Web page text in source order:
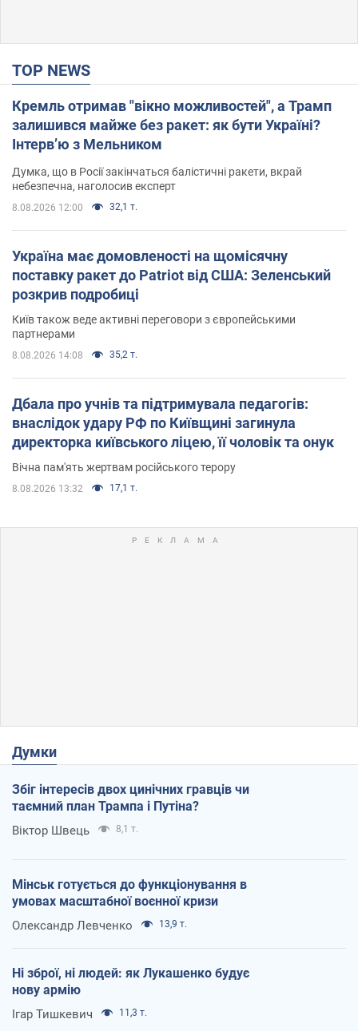
TOP NEWS
Кремль отримав "вікно можливостей", а Трамп
залишився майже без ракет: як бути Україні?
Інтерв’ю з Мельником
Думка, що в Росії закінчаться балістичні ракети, вкрай
небезпечна, наголосив експерт
8.08.2026 12:00 32,1 т.
Україна має домовленості на щомісячну
поставку ракет до Patriot від США: Зеленський
розкрив подробиці
Київ також веде активні переговори з європейськими
партнерами
8.08.2026 14:08 35,2 т.
Дбала про учнів та підтримувала педагогів:
внаслідок удару РФ по Київщині загинула
директорка київського ліцею, її чоловік та онук
Вічна пам'ять жертвам російського терору
8.08.2026 13:32 17,1 т.
Думки
Збіг інтересів двох цинічних гравців чи
таємний план Трампа і Путіна?
Віктор Швець 8,1 т.
Мінськ готується до функціонування в
умовах масштабної воєнної кризи
Олександр Левченко 13,9 т.
Ні зброї, ні людей: як Лукашенко будує
нову армію
Ігар Тишкевич 11,3 т.